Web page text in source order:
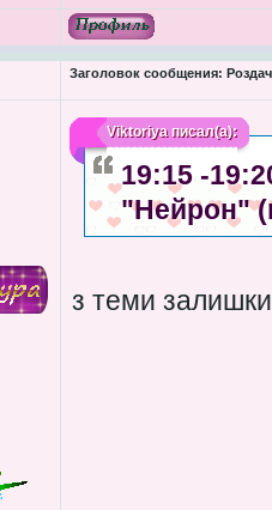
Заголовок сообщения:
Viktoriyaписал(а):
19:15 -
"Нейрон"
з теми залишки